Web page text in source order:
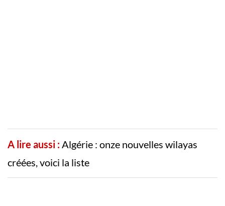
A lire aussi :Algérie : onze nouvelles wilayas
créées, voici la liste